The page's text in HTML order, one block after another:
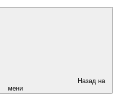
Назад на
мени